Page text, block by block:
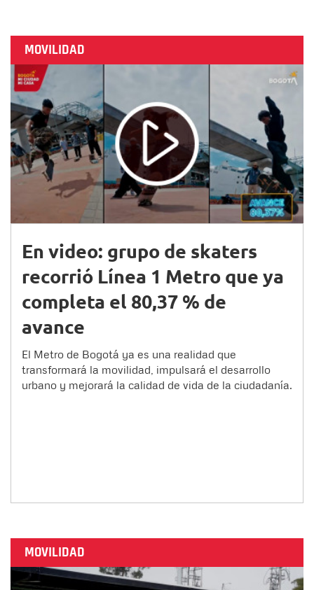
MOVILIDAD
En video: grupo de skaters
recorrió Línea 1 Metro que ya
completa el 80,37 % de
avance
El Metro de Bogotá ya es una realidad que
transformará la movilidad, impulsará el desarrollo
urbano y mejorará la calidad de vida de la ciudadanía.
MOVILIDAD